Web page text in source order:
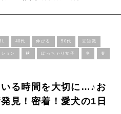
40代 伸びる 50代 豆知識
ョン 秋 ぽっちゃり女子 冬 春
いる時間を大切に…♪お
見！密着！愛犬の1日